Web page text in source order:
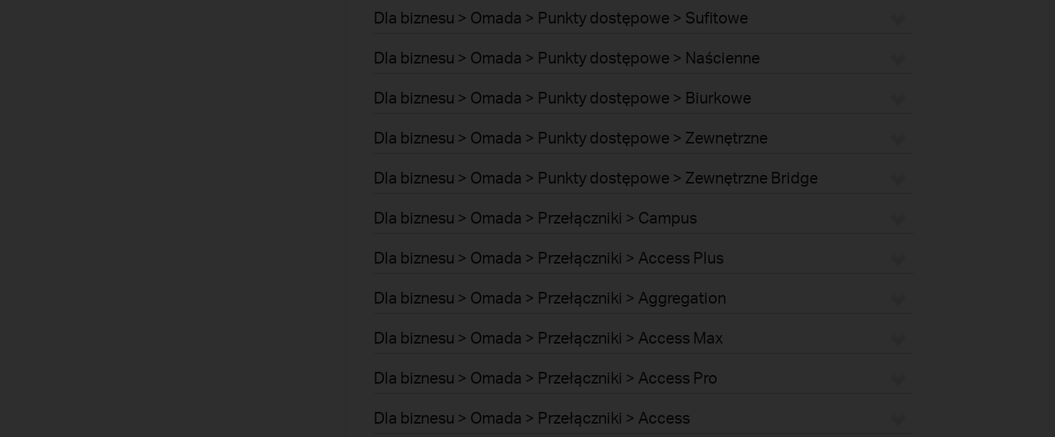
Dla biznesu > Omada > Punkty dostępowe > Sufitowe
Dla biznesu > Omada > Punkty dostępowe > Naścienne
Dla biznesu > Omada > Punkty dostępowe > Biurkowe
Dla biznesu > Omada > Punkty dostępowe > Zewnętrzne
Dla biznesu > Omada > Punkty dostępowe > Zewnętrzne Bridge
Dla biznesu > Omada > Przełączniki > Campus
Dla biznesu > Omada > Przełączniki > Access Plus
Dla biznesu > Omada > Przełączniki > Aggregation
Dla biznesu > Omada > Przełączniki > Access Max
Dla biznesu > Omada > Przełączniki > Access Pro
Dla biznesu > Omada > Przełączniki > Access